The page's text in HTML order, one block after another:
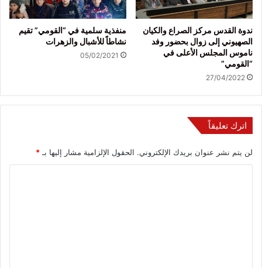
ندوة القدس مركز الصراع والكيان
الصهيوني إلى زوال بحضور وفد
ناموس المجلس الأعلى في
“القومي”
27/04/2022
منفذية سلمية في “القومي” تقيم
نشاطاً للأشبال والزهرات
05/02/2021
اترك تعليقاً
لن يتم نشر عنوان بريدك الإلكتروني. الحقول الإلزامية مشار إليها بـ*